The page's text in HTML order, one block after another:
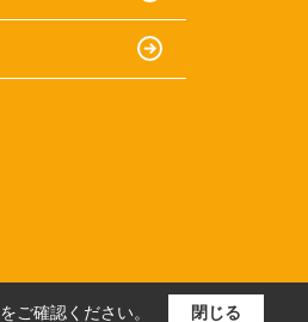
をご確認ください。 閉じる